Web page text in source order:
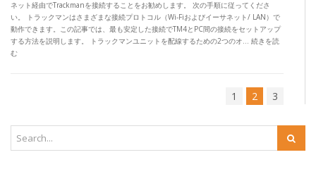
ネット経由でTrackmanを接続することをお勧めします。 次の手順に従ってくださ
い。 トラックマンはさまざまな接続プロトコル（Wi-Fiおよびイーサネット/ LAN）で
動作できます。この記事では、最も安定した接続でTM4とPC間の接続をセットアップ
する方法を説明します。 トラックマンユニットを配線するための2つのオ… 続きを読
む
1 2 3